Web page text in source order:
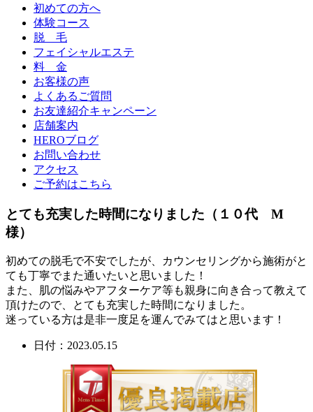
初めての方へ
体験コース
脱 毛
フェイシャルエステ
料 金
お客様の声
よくあるご質問
お友達紹介キャンペーン
店舗案内
HEROブログ
お問い合わせ
アクセス
ご予約はこちら
とても充実した時間になりました（１０代 M
様）
初めての脱毛で不安でしたが、カウンセリングから施術がと
ても丁寧でまた通いたいと思いました！
また、肌の悩みやアフターケア等も親身に向き合って教えて
頂けたので、とても充実した時間になりました。
迷っている方は是非一度足を運んでみてはと思います！
日付：2023.05.15